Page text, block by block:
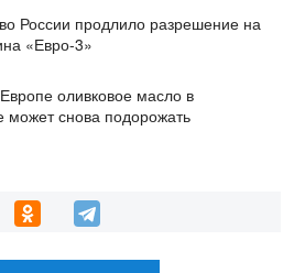
России продлило разрешение на
«Евро-3»
оливковое масло в
может снова подорожать